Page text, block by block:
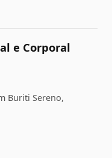
e Corporal
Buriti Sereno,